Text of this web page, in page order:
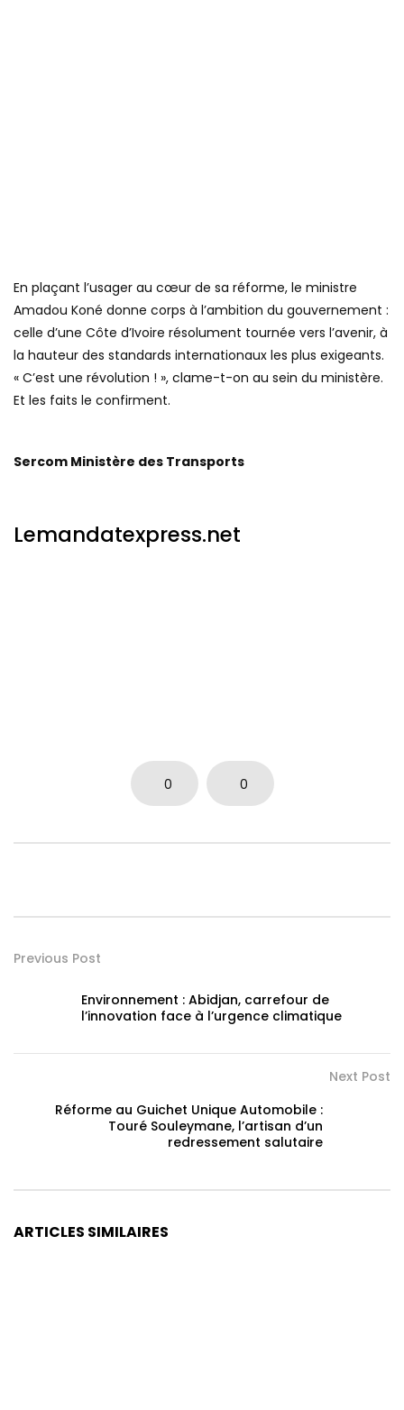
En plaçant l’usager au cœur de sa réforme, le ministre
Amadou Koné donne corps à l’ambition du gouvernement :
celle d’une Côte d’Ivoire résolument tournée vers l’avenir, à
la hauteur des standards internationaux les plus exigeants.
« C’est une révolution ! », clame-t-on au sein du ministère.
Et les faits le confirment.
Sercom Ministère des Transports
Lemandatexpress.net
0 0
Previous Post
Environnement : Abidjan, carrefour de
l’innovation face à l’urgence climatique
Next Post
Réforme au Guichet Unique Automobile :
Touré Souleymane, l’artisan d’un
redressement salutaire
ARTICLES SIMILAIRES